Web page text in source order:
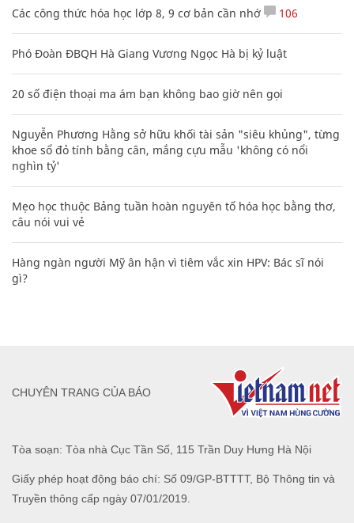
Các công thức hóa học lớp 8, 9 cơ bản cần nhớ 106
Phó Đoàn ĐBQH Hà Giang Vương Ngọc Hà bị kỷ luật
20 số điện thoại ma ám bạn không bao giờ nên gọi
Nguyễn Phương Hằng sở hữu khối tài sản "siêu khủng", từng
khoe sổ đỏ tính bằng cân, mắng cựu mẫu 'không có nổi
nghìn tỷ'
Mẹo học thuộc Bảng tuần hoàn nguyên tố hóa học bằng thơ,
câu nói vui vẻ
Hàng ngàn người Mỹ ân hận vì tiêm vắc xin HPV: Bác sĩ nói
gì?
Tòa soạn: Tòa nhà Cục Tần Số, 115 Trần Duy Hưng Hà Nội
Giấy phép hoạt động báo chí: Số 09/GP-BTTTT, Bộ Thông tin và
Truyền thông cấp ngày 07/01/2019.
CHUYÊN TRANG CỦA BÁO